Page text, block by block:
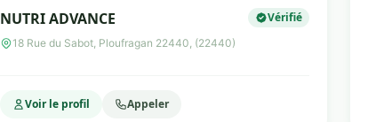
NUTRI ADVANCE Vérifié
18 Rue du Sabot, Ploufragan 22440, (22440)
Voir le profil Appeler